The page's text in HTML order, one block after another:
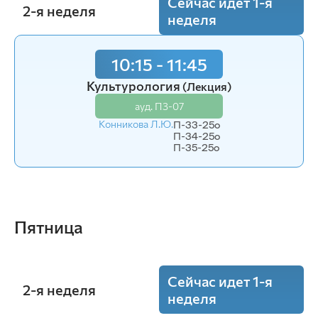
Бердникова Л.Н.П-31-23o
2-я неделя
неделя
10:15 - 11:45
Культурология (Лекция)
ауд. П3-07
Конникова Л.Ю.П-33-25o
П-34-25o
П-35-25o
10:15 - 11:45
Технология сушки(Лекция)
ауд. П3-07
Геращенко К.А.П-32-24o
14:00 - 15:30
Пятница
2-я неделя
Сейчас идет 1-я
неделя